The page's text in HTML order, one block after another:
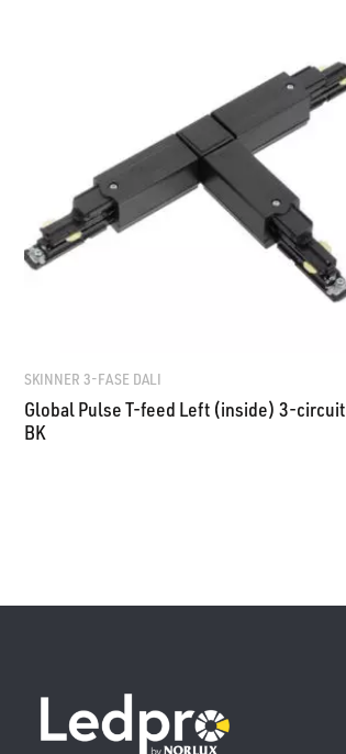
SKINNER 3-FASE DALI
Global Pulse T-feed Left (inside) 3-circuit
BK